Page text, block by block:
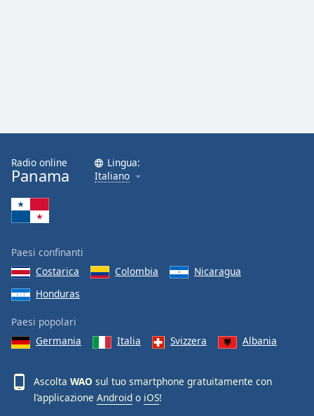
Radio online
Panama
Lingua:
Italiano
Paesi confinanti
Costarica
Colombia
Nicaragua
Honduras
Paesi popolari
Germania
Italia Svizzera Albania
Ascolta WAO sul tuo smartphone gratuitamente con
l’applicazione Android o iOS!